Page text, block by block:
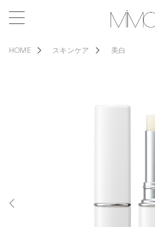
HOME スキンケア 美白